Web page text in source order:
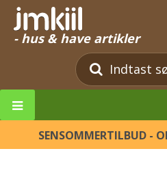
- hus & have artikler
SENSOMMERTILBUD -